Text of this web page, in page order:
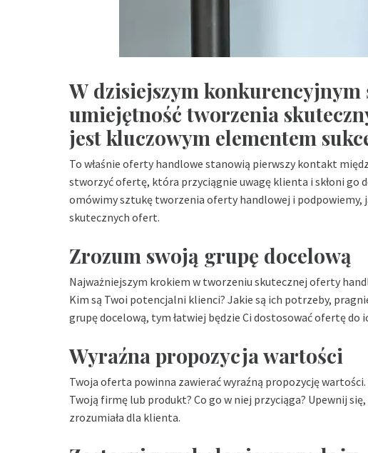
W dzisiejszym konkurencyjnym
umiejętność tworzenia
jest kluczowym elementem
To właśnie oferty handlowe stanowią pierwszy kontakt
stworzyć ofertę, która przyciągnie uwagę klienta i skłoni go
omówimy sztukę tworzenia oferty handlowej i podpowiemy,
skutecznych ofert.
Zrozum swoją grupę docelową
Najważniejszym krokiem w tworzeniu skutecznej oferty
Kim są Twoi potencjalni klienci? Jakie są ich potrzeby,
grupę docelową, tym łatwiej będzie Ci dostosować ofertę do
Wyraźna propozycja wartości
Twoja oferta powinna zawierać wyraźną propozycję
Twoją firmę lub produkt? Co go w niej przyciąga? Upewnij
zrozumiała dla klienta.